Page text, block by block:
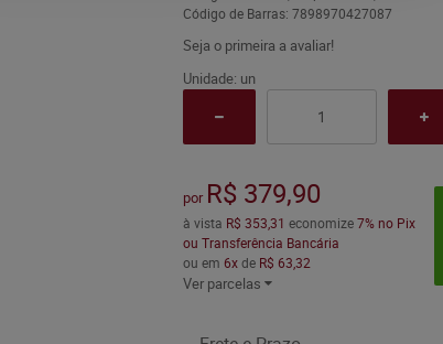
Código de Barras: 7898970427087
Seja o primeira a avaliar!
Unidade: un
por R$ 379,90
à vista R$ 353,31 economize7% no Pix
ou Transferência Bancária
ou em 6xde R$ 63,32
Ver parcelas